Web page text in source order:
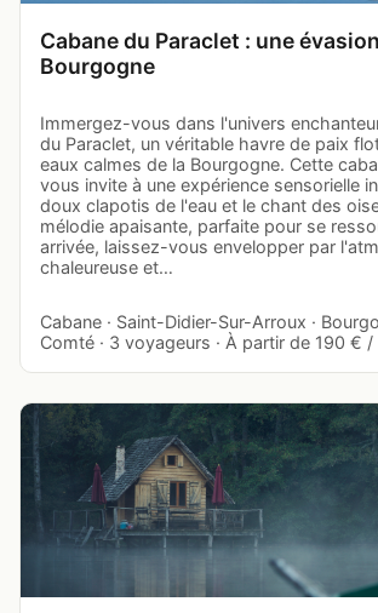
Cabane du Paraclet : une
Bourgogne
Immergez-vous dans l'univers
du Paraclet, un véritable havre de paix
eaux calmes de la Bourgogne. Cette
vous invite à une expérience sensorielle
doux clapotis de l'eau et le chant des
mélodie apaisante, parfaite pour se
arrivée, laissez-vous envelopper par
chaleureuse et…
Cabane · Saint-Didier-Sur-Arroux ·
Comté · 3 voyageurs · À partir de 190 € /